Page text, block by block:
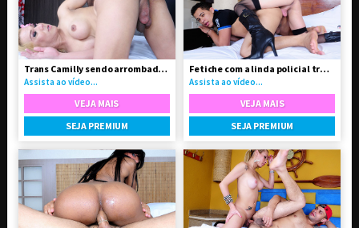
Trans Camilly sendo arrombada pelo negão
Assista ao vídeo...
VEJA MAIS
SEJA PREMIUM
Fetiche com a linda policial travesti Alessandra
Assista ao vídeo...
VEJA MAIS
SEJA PREMIUM